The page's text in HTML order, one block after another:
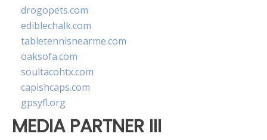
drogopets.com
ediblechalk.com
tabletennisnearme.com
oaksofa.com
soultacohtx.com
capishcaps.com
gpsyfl.org
MEDIA PARTNER III